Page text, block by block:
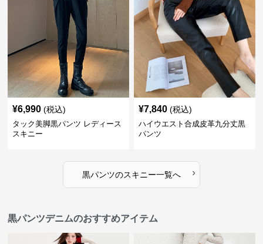
¥6,990 (税込)
タック美脚黒パンツ レディース
スキニー
¥7,840 (税込)
ハイウエスト合成皮革九分丈黒
パンツ
黒パンツのスキニー一覧へ ›
黒パンツデニムのおすすめアイテム